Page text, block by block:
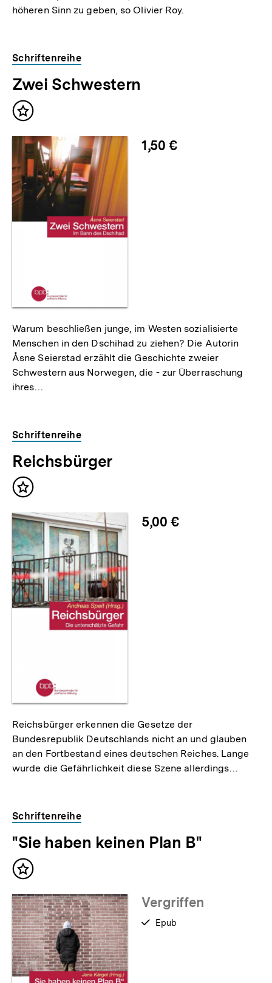
höheren Sinn zu geben, so Olivier Roy.
Schriftenreihe
Zwei Schwestern
Inhalt
1,50 €
Warum beschließen junge, im Westen sozialisierte
Menschen in den Dschihad zu ziehen? Die Autorin
Åsne Seierstad erzählt die Geschichte zweier
Schwestern aus Norwegen, die - zur Überraschung
ihres…
Schriftenreihe
Reichsbürger
Inhalt
5,00 €
Reichsbürger erkennen die Gesetze der
Bundesrepublik Deutschlands nicht an und glauben
an den Fortbestand eines deutschen Reiches. Lange
wurde die Gefährlichkeit diese Szene allerdings…
Schriftenreihe
"Sie haben keinen Plan B"
Inhalt
Vergriffen
verfügbar
Epub